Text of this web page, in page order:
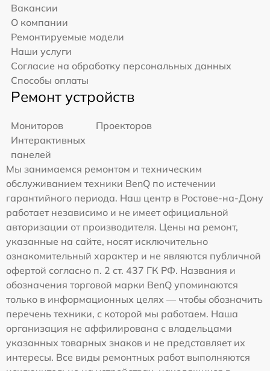
Вакансии
О компании
Ремонтируемые модели
Наши услуги
Согласие на обработку персональных данных
Способы оплаты
Ремонт устройств
Мониторов
Проекторов
Интерактивных
панелей
Мы занимаемся ремонтом и техническим
обслуживанием техники BenQ по истечении
гарантийного периода. Наш центр в Ростове-на-Дону
работает независимо и не имеет официальной
авторизации от производителя. Цены на ремонт,
указанные на сайте, носят исключительно
ознакомительный характер и не являются публичной
офертой согласно п. 2 ст. 437 ГК РФ. Названия и
обозначения торговой марки BenQ упоминаются
только в информационных целях — чтобы обозначить
перечень техники, с которой мы работаем. Наша
организация не аффилирована с владельцами
указанных товарных знаков и не представляет их
интересы. Все виды ремонтных работ выполняются